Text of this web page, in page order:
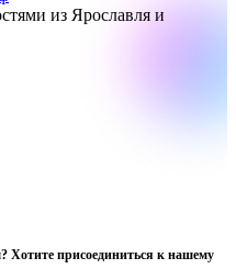
из Ярославля и
Хотите присоединиться к нашему